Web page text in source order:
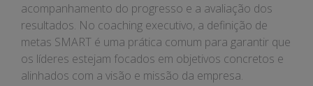
acompanhamento do progresso e a avaliação dos
resultados. No coaching executivo, a definição de
metas SMART é uma prática comum para garantir que
os líderes estejam focados em objetivos concretos e
alinhados com a visão e missão da empresa.